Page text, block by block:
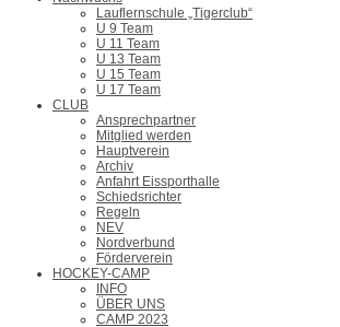
Lauflernschule „Tigerclub“
U 9 Team
U 11 Team
U 13 Team
U 15 Team
U 17 Team
CLUB
Ansprechpartner
Mitglied werden
Hauptverein
Archiv
Anfahrt Eissporthalle
Schiedsrichter
Regeln
NEV
Nordverbund
Förderverein
HOCKEY-CAMP
INFO
ÜBER UNS
CAMP 2023